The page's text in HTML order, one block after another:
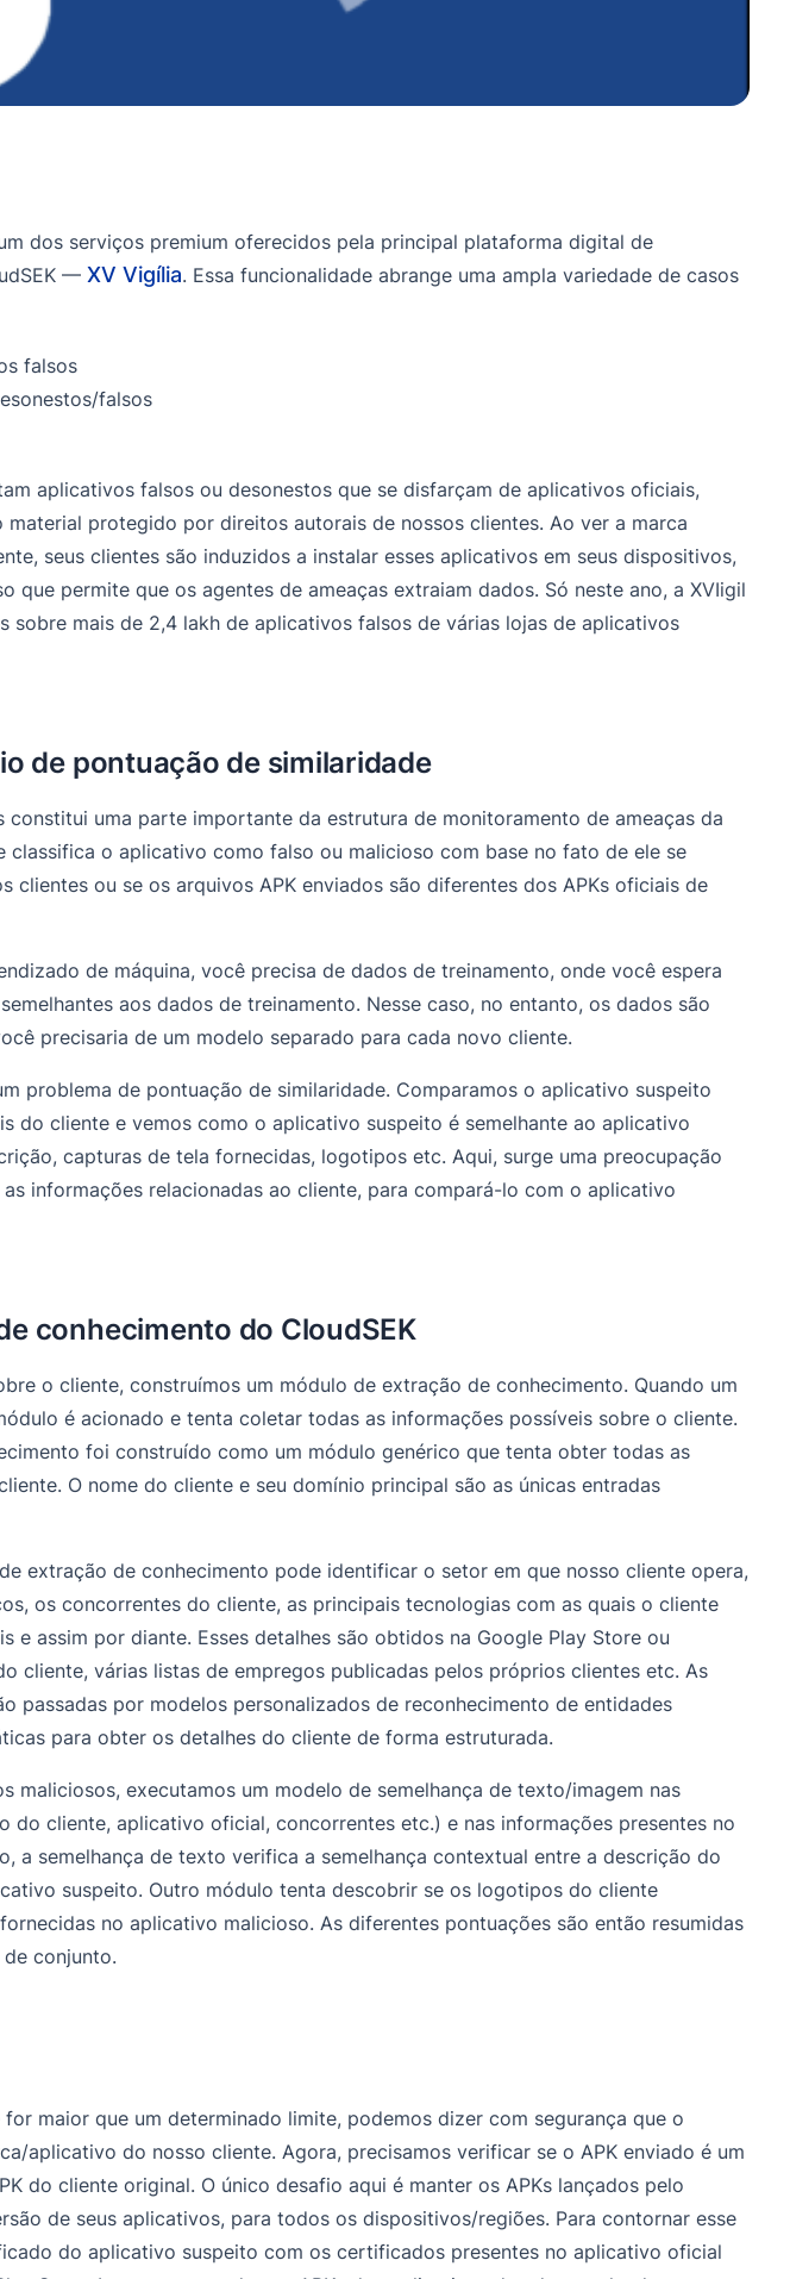
dos serviços premium oferecidos pela principal plataforma digital de
— XV Vigília. Essa funcionalidade abrange uma ampla variedade de casos
falsos
falsos
aplicativos falsos ou desonestos que se disfarçam de aplicativos oficiais,
protegido por direitos autorais de nossos clientes. Ao ver a marca
seus clientes são induzidos a instalar esses aplicativos em seus dispositivos,
que permite que os agentes de ameaças extraiam dados. Só neste ano, a XVIigil
sobre mais de 2,4 lakh de aplicativos falsos de várias lojas de aplicativos
de pontuação de similaridade
constitui uma parte importante da estrutura de monitoramento de ameaças da
classifica o aplicativo como falso ou malicioso com base no fato de ele se
clientes ou se os arquivos APK enviados são diferentes dos APKs oficiais de
de máquina, você precisa de dados de treinamento, onde você espera
aos dados de treinamento. Nesse caso, no entanto, os dados são
precisaria de um modelo separado para cada novo cliente.
problema de pontuação de similaridade. Comparamos o aplicativo suspeito
do cliente e vemos como o aplicativo suspeito é semelhante ao aplicativo
capturas de tela fornecidas, logotipos etc. Aqui, surge uma preocupação
informações relacionadas ao cliente, para compará-lo com o aplicativo
conhecimento do CloudSEK
o cliente, construímos um módulo de extração de conhecimento. Quando um
é acionado e tenta coletar todas as informações possíveis sobre o cliente.
foi construído como um módulo genérico que tenta obter todas as
O nome do cliente e seu domínio principal são as únicas entradas
extração de conhecimento pode identificar o setor em que nosso cliente opera,
os concorrentes do cliente, as principais tecnologias com as quais o cliente
e assim por diante. Esses detalhes são obtidos na Google Play Store ou
cliente, várias listas de empregos publicadas pelos próprios clientes etc. As
passadas por modelos personalizados de reconhecimento de entidades
para obter os detalhes do cliente de forma estruturada.
maliciosos, executamos um modelo de semelhança de texto/imagem nas
do cliente, aplicativo oficial, concorrentes etc.) e nas informações presentes no
a semelhança de texto verifica a semelhança contextual entre a descrição do
suspeito. Outro módulo tenta descobrir se os logotipos do cliente
no aplicativo malicioso. As diferentes pontuações são então resumidas
conjunto.
maior que um determinado limite, podemos dizer com segurança que o
aplicativo do nosso cliente. Agora, precisamos verificar se o APK enviado é um
do cliente original. O único desafio aqui é manter os APKs lançados pelo
de seus aplicativos, para todos os dispositivos/regiões. Para contornar esse
do aplicativo suspeito com os certificados presentes no aplicativo oficial